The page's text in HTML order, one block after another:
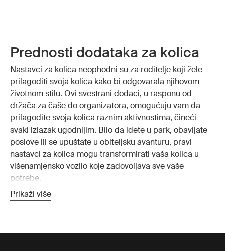
Prednosti dodataka za kolica
Nastavci za kolica neophodni su za roditelje koji žele
prilagoditi svoja kolica kako bi odgovarala njihovom
životnom stilu. Ovi svestrani dodaci, u rasponu od
držača za čaše do organizatora, omogućuju vam da
prilagodite svoja kolica raznim aktivnostima, čineći
svaki izlazak ugodnijim. Bilo da idete u park, obavljate
poslove ili se upuštate u obiteljsku avanturu, pravi
nastavci za kolica mogu transformirati vaša kolica u
višenamjensko vozilo koje zadovoljava sve vaše
potrebe.
Praktičnost je još jedna značajna prednost dodataka za
olakšavajući prijelaz između različitih aktivnosti bez
Prikaži više